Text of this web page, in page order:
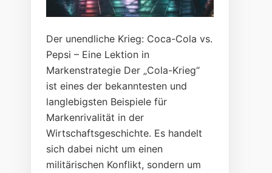
Der unendliche Krieg: Coca-Cola vs.
Pepsi – Eine Lektion in
Markenstrategie Der „Cola-Krieg“
ist eines der bekanntesten und
langlebigsten Beispiele für
Markenrivalität in der
Wirtschaftsgeschichte. Es handelt
sich dabei nicht um einen
militärischen Konflikt, sondern um